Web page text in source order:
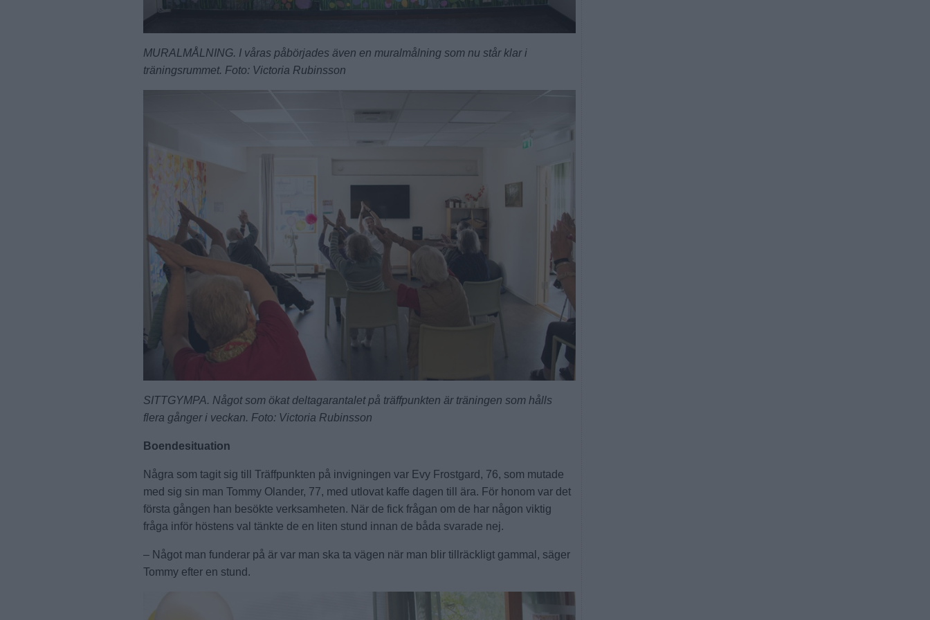
MURALMÅLNING. I våras påbörjades även en muralmålning som nu står klar i
träningsrummet. Foto: Victoria Rubinsson
SITTGYMPA. Något som ökat deltagarantalet på träffpunkten är träningen som hålls
flera gånger i veckan. Foto: Victoria Rubinsson
Boendesituation
Några som tagit sig till Träffpunkten på invigningen var Evy Frostgard, 76, som mutade
med sig sin man Tommy Olander, 77, med utlovat kaffe dagen till ära. För honom var det
första gången han besökte verksamheten. När de fick frågan om de har någon viktig
fråga inför höstens val tänkte de en liten stund innan de båda svarade nej.
– Något man funderar på är var man ska ta vägen när man blir tillräckligt gammal, säger
Tommy efter en stund.